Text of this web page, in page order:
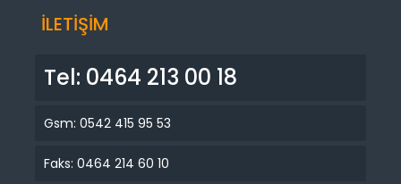
İLETİŞİM
Tel: 0464 213 00 18
Gsm: 0542 415 95 53
Faks: 0464 214 60 10